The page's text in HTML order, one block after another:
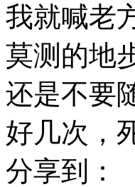
我就喊老
莫测的地
还是不要
好几次，
分享到：